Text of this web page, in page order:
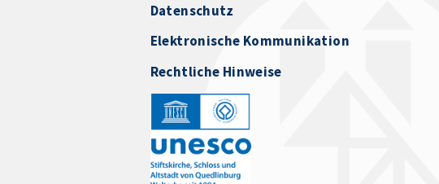
Datenschutz
Elektronische Kommunikation
Rechtliche Hinweise